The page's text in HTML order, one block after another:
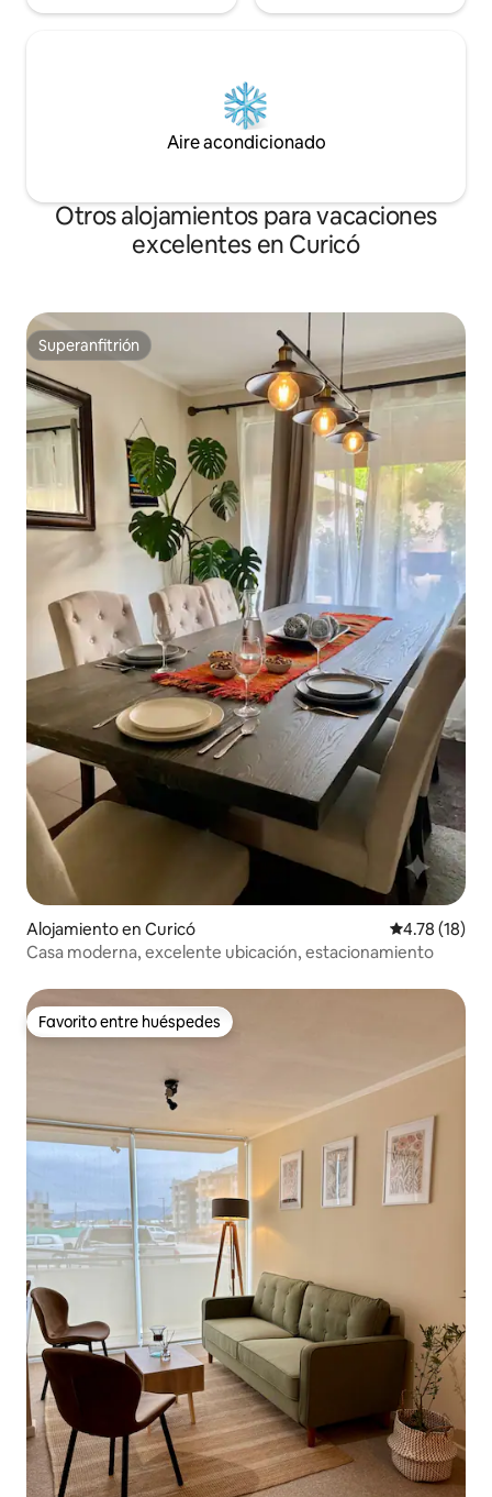
Aire acondicionado
Otros alojamientos para vacaciones
excelentes en Curicó
Superanfitrión
Superanfitrión
Alojamiento en Curicó Calificación
4.78 (18)
Casa moderna, excelente ubicación, estacionamiento
Favorito entre huéspedes
Favorito entre huéspedes